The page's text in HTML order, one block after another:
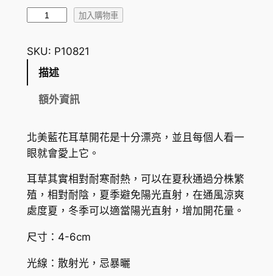
K
1
4
6
藍
花
u
s
t
o
n
a
a
加入購物車
SKU: P10821
描述
額外資訊
北美藍花耳草開花是十分漂亮 ，並且每個人看一
眼就會愛上它。
耳草其實相對耐寒耐熱，可以在夏秋通過分株繁
殖，相對耐陰，夏季避免陽光直射，在通風涼爽
處度夏，冬季可以適當陽光直射，增加開花量。
尺寸：4-6cm
光線：散射光，忌暴曬